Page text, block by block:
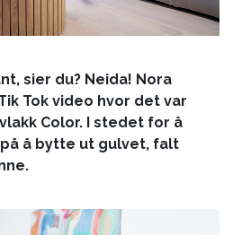
sier du? Neida! Nora
Tok video hvor det var
Color. I stedet for å
å bytte ut gulvet, falt